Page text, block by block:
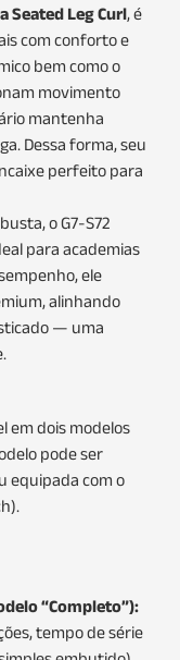
Seated Leg Curl, é
com conforto e
bem como o
movimento
mantenha
Dessa forma, seu
perfeito para
o G7-S72
para academias
ele
alinhando
— uma
em dois modelos
pode ser
equipada com o
“Completo”):
tempo de série